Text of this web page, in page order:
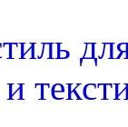
и